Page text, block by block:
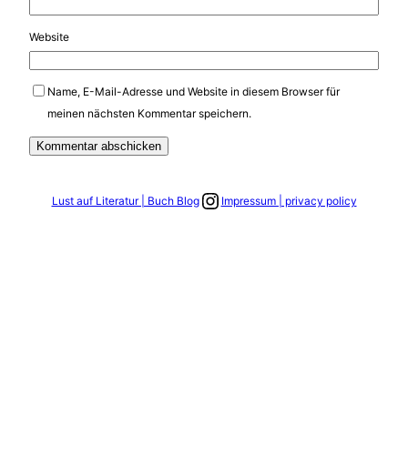
Website
Name, E-Mail-Adresse und Website in diesem Browser für
meinen nächsten Kommentar speichern.
Lust auf Literatur | Buch BlogLink zum Instagram Account
Impressum | privacy policy